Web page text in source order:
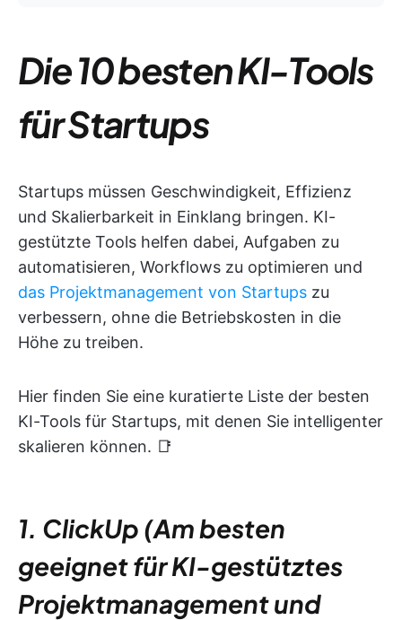
Die 10 besten KI-Tools
für Startups
Startups müssen Geschwindigkeit, Effizienz
und Skalierbarkeit in Einklang bringen. KI-
gestützte Tools helfen dabei, Aufgaben zu
automatisieren, Workflows zu optimieren und
das Projektmanagement von Startups zu
verbessern, ohne die Betriebskosten in die
Höhe zu treiben.
Hier finden Sie eine kuratierte Liste der besten
KI-Tools für Startups, mit denen Sie intelligenter
skalieren können. 📑
1. ClickUp (Am besten
geeignet für KI-gestütztes
Projektmanagement und